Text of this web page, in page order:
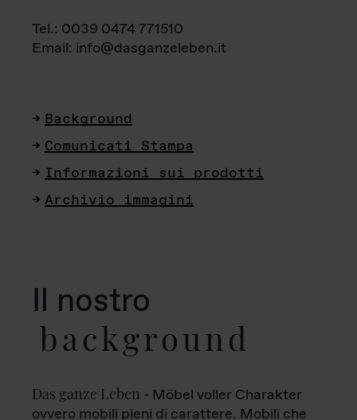
Tel.: 0039 0474 771510
Email: info@dasganzeleben.it
Background
Comunicati Stampa
Informazioni sui prodotti
Archivio immagini
Il nostro
background
Das ganze Leben - Möbel voller Charakter
ovvero mobili pieni di carattere. Mobili che